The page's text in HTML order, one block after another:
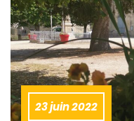
23 juin 2022